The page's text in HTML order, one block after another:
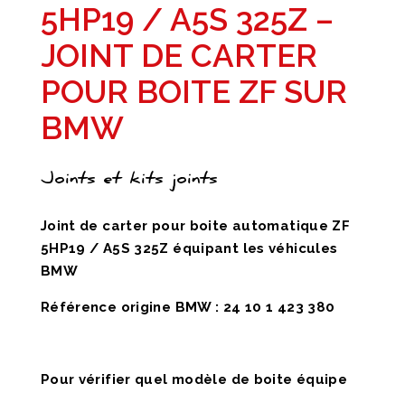
5HP19 / A5S 325Z –
JOINT DE CARTER
POUR BOITE ZF SUR
BMW
Joints et kits joints
Joint de carter pour boite automatique ZF
5HP19 / A5S 325Z équipant les véhicules
BMW
Référence origine BMW : 24 10 1 423 380
Pour vérifier quel modèle de boite équipe